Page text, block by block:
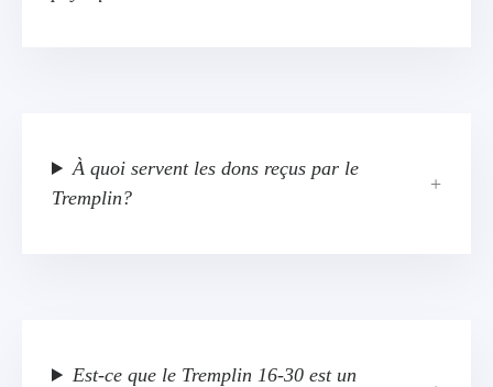
À quoi servent les dons reçus par le
Tremplin?
Est-ce que le Tremplin 16-30 est un